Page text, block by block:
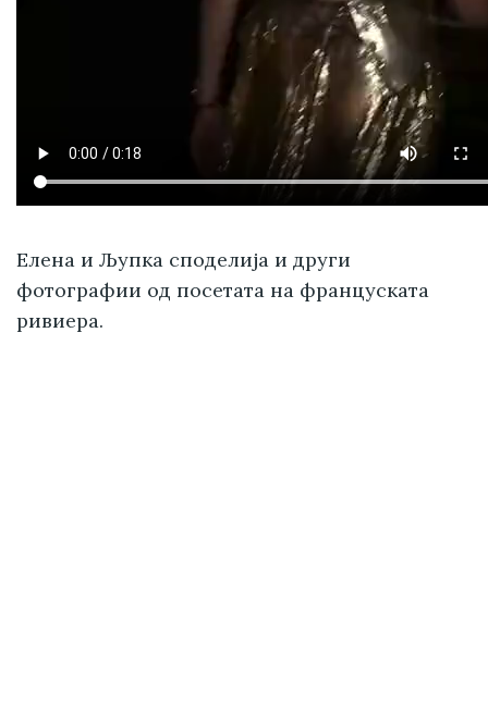
Елена и Љупка споделија и други
фотографии од посетата на француската
ривиера.